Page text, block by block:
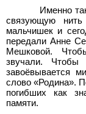
Именно
связующую
мальчишек и
передали Анне
Мешковой.
звучали. Чтобы
завоёвывается
слово «Родина».
погибших как
памяти.